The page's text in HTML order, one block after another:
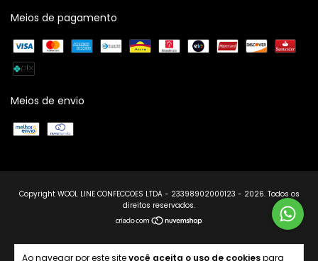
Ao navegar por este sitevocê aceita o uso de cookiespara
Meios de pagamento
Meios de envio
Copyright WOOL LINE CONFECCOES LTDA - 23398902000123 - 2026. Todos os
direitos reservados.